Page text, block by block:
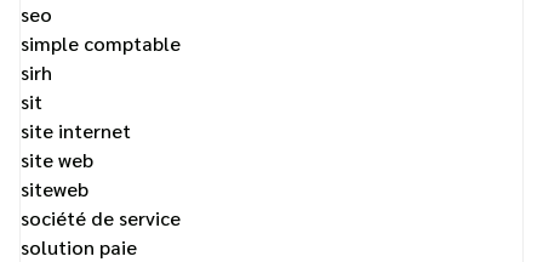
seo
simple comptable
sirh
sit
site internet
site web
siteweb
société de service
solution paie